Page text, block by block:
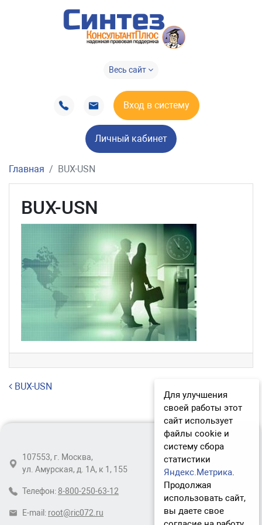
Весь сайт
Вход в систему
Личный кабинет
Главная BUX-USN
BUX-USN
Навигация по записям
BUX-USN
107553, г. Москва,
ул. Амурская, д. 1А, к 1, 155
Телефон: 8-800-250-63-12
E-mail: root@ric072.ru
Для улучшения
своей работы этот
сайт использует
файлы cookie и
систему сбора
статистики
Яндекс.Метрика.
Продолжая
использовать сайт,
вы даете свое